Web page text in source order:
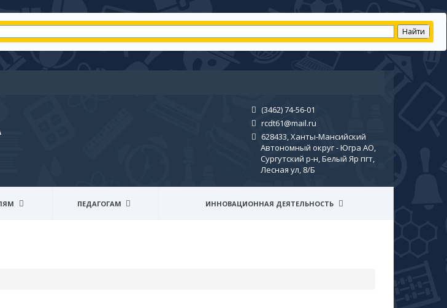
(3462) 74-56-01
rcdt61@mail.ru
628433, Ханты-Мансийский
Автономный округ - Югра АО,
Сургутский р-н, Белый Яр пгт,
Лесная ул, 8/Б
ПЕДАГОГАМ ИННОВАЦИОННАЯ ДЕЯТЕЛЬНОСТЬ